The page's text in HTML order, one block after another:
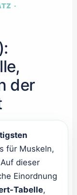
·
der
für Muskeln,
dieser
Einordnung
Tabelle,